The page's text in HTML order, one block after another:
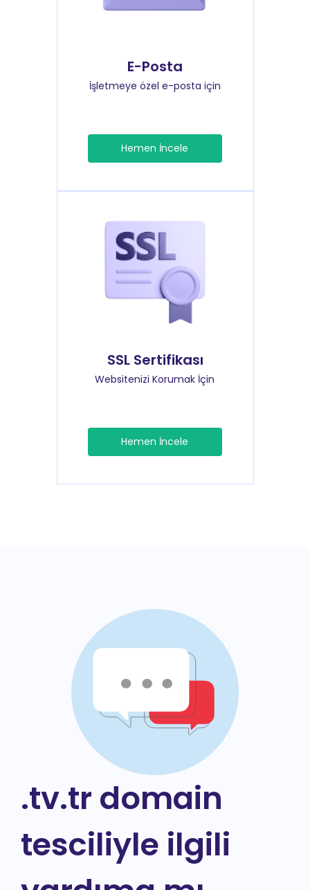
E-Posta
İşletmeye özel e-posta için
Hemen İncele
SSL Sertifikası
Websitenizi Korumak İçin
Hemen İncele
.tv.tr domain
tesciliyle ilgili